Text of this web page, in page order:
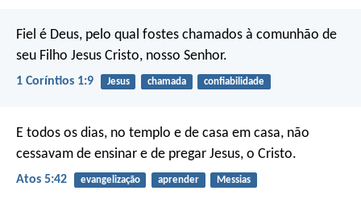
Fiel é Deus, pelo qual fostes chamados à comunhão de
seu Filho Jesus Cristo, nosso Senhor.
1 Coríntios 1:9 Jesus chamada confiabilidade
E todos os dias, no templo e de casa em casa, não
cessavam de ensinar e de pregar Jesus, o Cristo.
Atos 5:42 evangelização aprender Messias